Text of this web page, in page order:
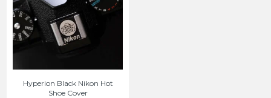
Hyperion Black Nikon Hot
Shoe Cover